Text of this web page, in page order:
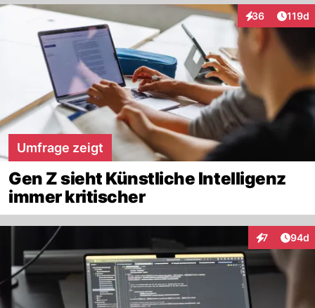
36
Interaktionen
119d
Umfrage zeigt
Gen Z sieht Künstliche Intelligenz
immer kritischer
7
Interaktionen
94d